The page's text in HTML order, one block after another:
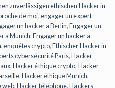
zuverlässigen ethischen Hacker in
de moi,engager un expert
un hacker a Berlin,Engager un
a Munich,Engager un hacker a
,enquêtes crypto,Ethischer Hacker in
cybersécurité Paris,Hacker
,Hacker éthique crypto,Hacker
,Hacker éthique Munich,
web,Hacker téléphone,Hackers